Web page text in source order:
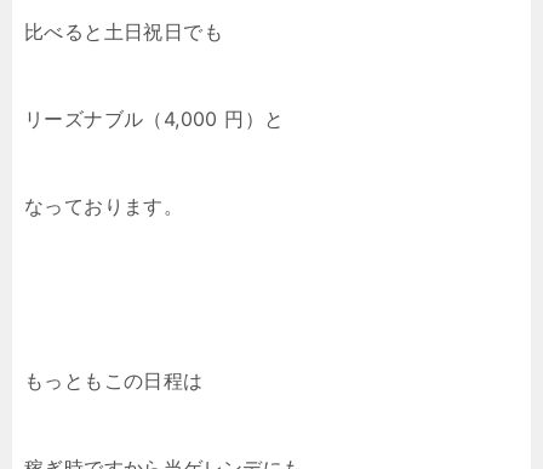
比べると土日祝日でも
リーズナブル（4,000 円）と
なっております。
もっともこの日程は